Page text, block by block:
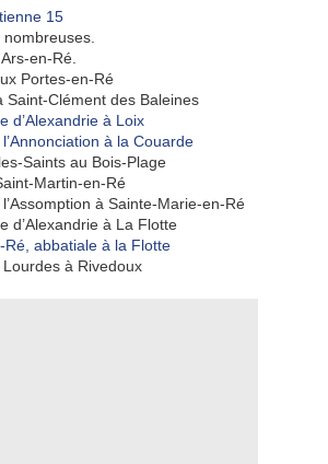
en-Ré.
Portes-en-Ré
Clément des Baleines
d’Alexandrie à Loix
à la Couarde
Saints au Bois-Plage
Martin-en-Ré
à Sainte-Marie-en-Ré
à La Flotte
Ré, abbatiale à la Flotte
à Rivedoux